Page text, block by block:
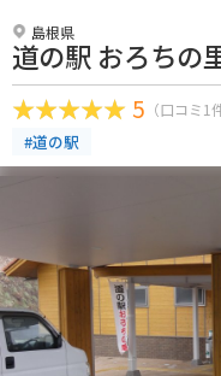
島根県
道の駅 おろちの
5 （口コミ1
#道の駅